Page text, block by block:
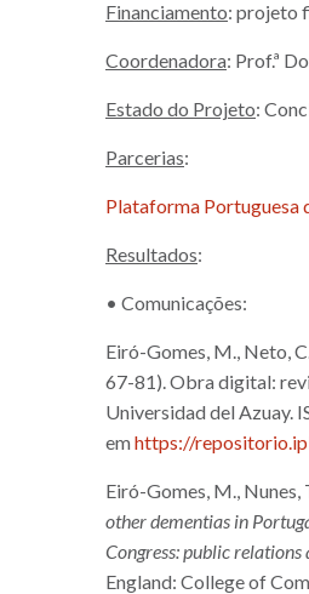
Financiamento: projeto
Coordenadora: Prof.ª
Estado do Projeto:
Parcerias:
Plataforma Portuguesa
Resultados:
• Comunicações:
Eiró-Gomes, M., Neto,
67-81). Obra digital:
Universidad del Azuay.
emhttps://
Eiró-Gomes, M.,
other dementias in
Congress: public
England: College of